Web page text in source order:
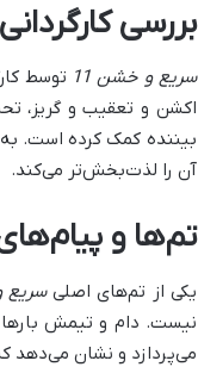
بررسی
سریع و خشن 11
توسط
اکشن و تعقیب و گریز،
بیننده کمک کرده است.
آن را لذت‌بخش‌تر می‌کند.
تم‌ها و
یکی از تم‌های اصلیسریع
نیست. دام و تیمش بارها
می‌پردازد و نشان می‌دهد